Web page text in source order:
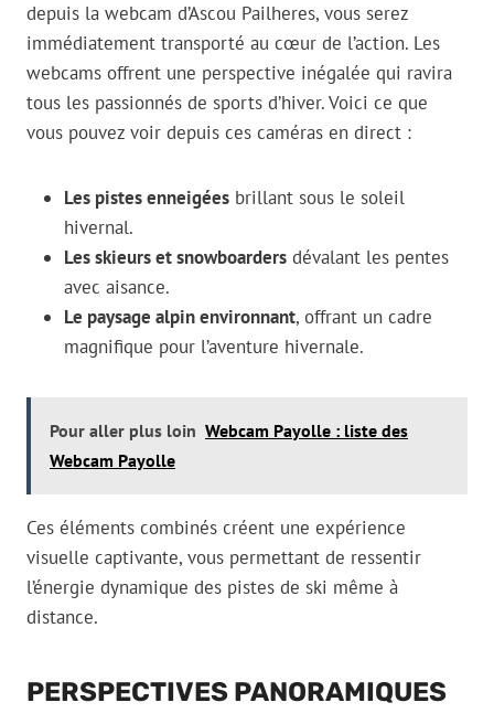
depuis la webcam d’Ascou Pailheres, vous serez
immédiatement transporté au cœur de l’action. Les
webcams offrent une perspective inégalée qui ravira
tous les passionnés de sports d’hiver. Voici ce que
vous pouvez voir depuis ces caméras en direct :
Les pistes enneigées brillant sous le soleil
hivernal.
Les skieurs et snowboarders dévalant les pentes
avec aisance.
Le paysage alpin environnant, offrant un cadre
magnifique pour l’aventure hivernale.
Pour aller plus loin Webcam Payolle : liste des
Webcam Payolle
Ces éléments combinés créent une expérience
visuelle captivante, vous permettant de ressentir
l’énergie dynamique des pistes de ski même à
distance.
PERSPECTIVES PANORAMIQUES